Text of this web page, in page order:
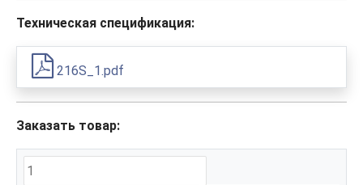
Техническая спецификация:
216S_1.pdf
Заказать товар: